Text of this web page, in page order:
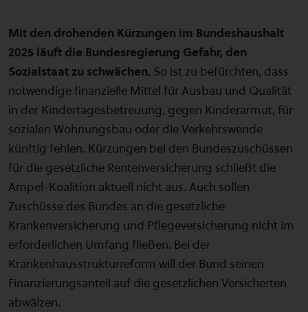
Mit den drohenden Kürzungen im Bundeshaushalt
2025 läuft die Bundesregierung Gefahr, den
Sozialstaat zu schwächen. So ist zu befürchten, dass
notwendige finanzielle Mittel für Ausbau und Qualität
in der Kindertagesbetreuung, gegen Kinderarmut, für
sozialen Wohnungsbau oder die Verkehrswende
künftig fehlen. Kürzungen bei den Bundeszuschüssen
für die gesetzliche Rentenversicherung schließt die
Ampel-Koalition aktuell nicht aus. Auch sollen
Zuschüsse des Bundes an die gesetzliche
Krankenversicherung und Pflegeversicherung nicht im
erforderlichen Umfang fließen. Bei der
Krankenhausstrukturreform will der Bund seinen
Finanzierungsanteil auf die gesetzlichen Versicherten
abwälzen.